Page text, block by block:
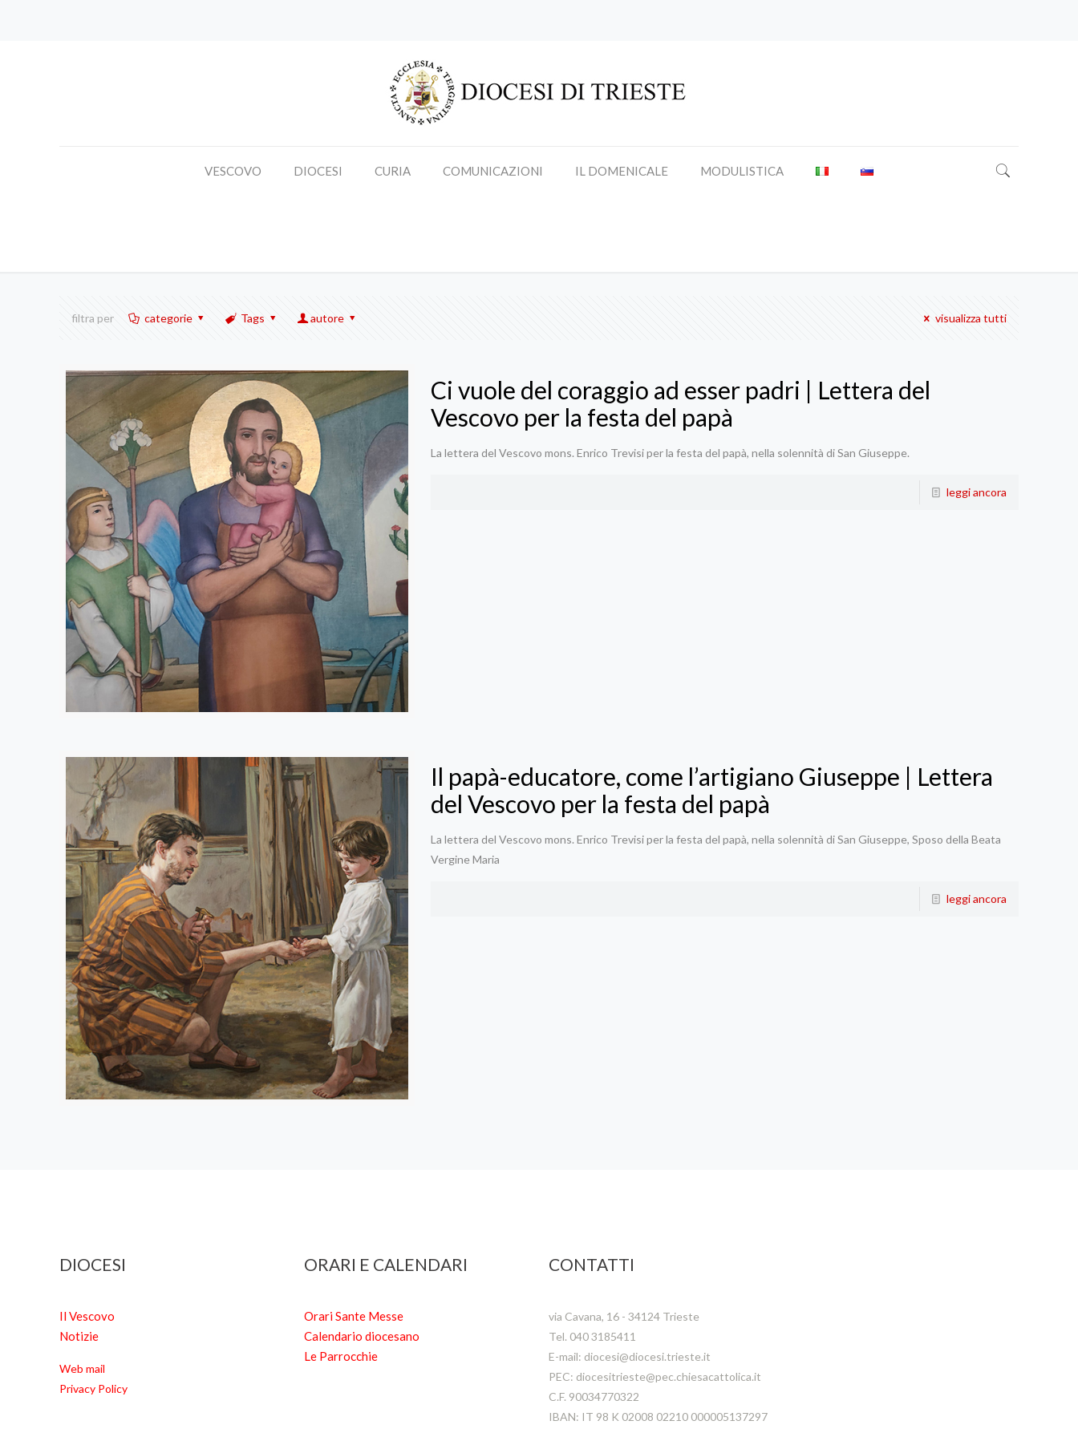
VESCOVO DIOCESI CURIA COMUNICAZIONI IL DOMENICALE MODULISTICA
filtra per categorie Tags autore visualizza tutti
Ci vuole del coraggio ad esser padri | Lettera del
Vescovo per la festa del papà
La lettera del Vescovo mons. Enrico Trevisi per la festa del papà, nella solennità di San Giuseppe.
leggi ancora
Il papà-educatore, come l’artigiano Giuseppe | Lettera
del Vescovo per la festa del papà
La lettera del Vescovo mons. Enrico Trevisi per la festa del papà, nella solennità di San Giuseppe, Sposo della Beata
Vergine Maria
leggi ancora
DIOCESI
Il Vescovo
Notizie
Web mail
Privacy Policy
ORARI E CALENDARI
Orari Sante Messe
Calendario diocesano
Le Parrocchie
CONTATTI
via Cavana, 16 - 34124 Trieste
Tel. 040 3185411
E-mail: diocesi@diocesi.trieste.it
PEC: diocesitrieste@pec.chiesacattolica.it
C.F. 90034770322
IBAN: IT 98 K 02008 02210 000005137297